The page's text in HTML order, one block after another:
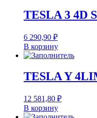
TESLA 3 4D
6 290,90 ₽
В корзину
TESLA Y
12 581,80 ₽
В корзину